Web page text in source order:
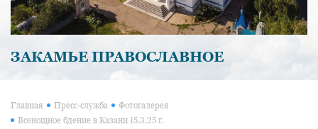
ЗАКАМЬЕ ПРАВОСЛАВНОЕ
Главная Пресс-служба
Фотогалерея
Всенощное бдение в Казани 15.3.25 г.